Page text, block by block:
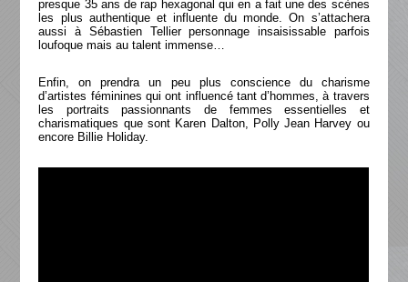
presque 35 ans de rap hexagonal qui en a fait une des scènes
les plus authentique et influente du monde. On s’attachera
aussi à Sébastien Tellier personnage insaisissable parfois
loufoque mais au talent immense…
Enfin, on prendra un peu plus conscience du charisme
d’artistes féminines qui ont influencé tant d’hommes, à travers
les portraits passionnants de femmes essentielles et
charismatiques que sont Karen Dalton, Polly Jean Harvey ou
encore Billie Holiday.